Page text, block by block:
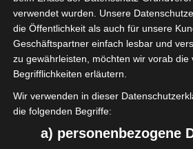
die Arbeitgeber den Lohn
trotz Quarantäne.
Rechtlich ist das zunächst
Das Infektionsschutzgesetz
Im Paragraph 56 heißt es
Arbeitnehmern hat der
Dauer des
verwendet wurden. Unsere
die Öffentlichkeit als auch für unsere
Geschäftspartner einfach lesbar und
zu gewährleisten, möchten wir vorab die
Begrifflichkeiten erläutern.
Wir verwenden in dieser
die folgenden Begriffe:
a) personenbezogene